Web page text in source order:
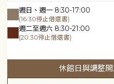
週日、週一 8:30-17:00
(16:30停止借還書)
週二至週六 8:30-21:00
(20:30停止借還書)
休館日與調整